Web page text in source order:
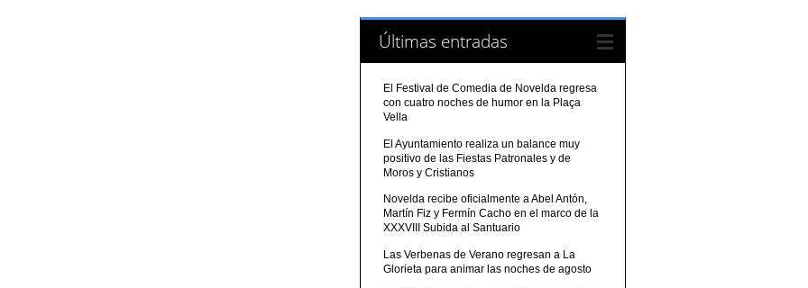
Últimas entradas
El Festival de Comedia de Novelda regresa
con cuatro noches de humor en la Plaça
Vella
El Ayuntamiento realiza un balance muy
positivo de las Fiestas Patronales y de
Moros y Cristianos
Novelda recibe oficialmente a Abel Antón,
Martín Fiz y Fermín Cacho en el marco de la
XXXVIII Subida al Santuario
Las Verbenas de Verano regresan a La
Glorieta para animar las noches de agosto